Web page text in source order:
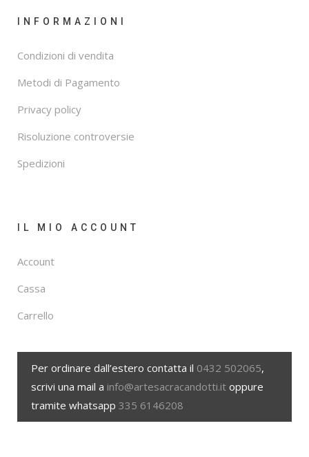
INFORMAZIONI
Condizioni di vendita
Metodi di Pagamento
Privacy policy
Risoluzione controversie
Spedizioni
IL MIO ACCOUNT
Account
Cassa
Carrello
Per ordinare dall’estero contatta il 0432 502065,
scrivi una mail a info@artesacracandotti.it oppure
tramite whatsapp 335 6146208